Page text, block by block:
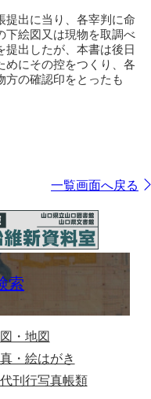
提出に当り、各宰判に命
下絵図又は現物を取調べ
提出したが、本書は後日
めにその控をつくり、各
方の確認印をとったも
一覧画面へ戻る
索
・地図
・絵はがき
刊行写真帳類